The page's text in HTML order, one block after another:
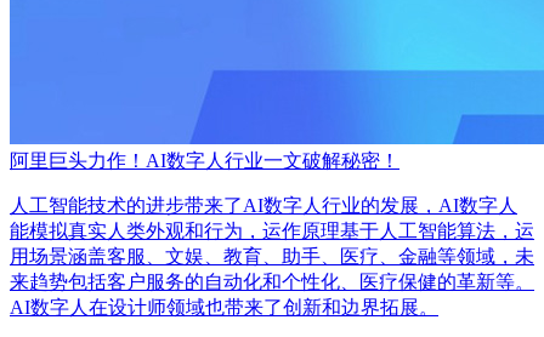
阿里巨头力作！AI数字人行业一文破解秘密！
人工智能技术的进步带来了AI数字人行业的发展，AI数字人
能模拟真实人类外观和行为，运作原理基于人工智能算法，运
用场景涵盖客服、文娱、教育、助手、医疗、金融等领域，未
来趋势包括客户服务的自动化和个性化、医疗保健的革新等。
AI数字人在设计师领域也带来了创新和边界拓展。